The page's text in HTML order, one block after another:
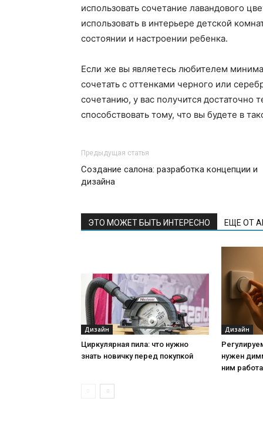
использовать сочетание лавандового
использовать в интерьере детской
состоянии и настроении ребенка.
Если же вы являетесь любителем
сочетать с оттенками черного или
сочетанию, у вас получится достаточно
способствовать тому, что вы будете в
Предыдущая статья
Создание салона: разработка концепции и
дизайна
ЭТО МОЖЕТ БЫТЬ ИНТЕРЕСНО ЕЩЕ ОТ
Дизайн
Циркулярная пила: что нужно
знать новичку перед покупкой
Дизайн
нужен
ним